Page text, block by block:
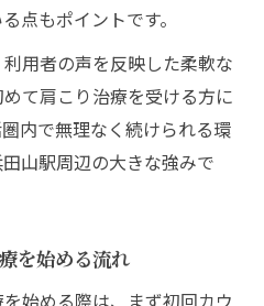
点もポイントです。
用者の声を反映した柔軟な
て肩こり治療を受ける方に
内で無理なく続けられる環
山駅周辺の大きな強みで
を始める流れ
始める際は、まず初回カウ